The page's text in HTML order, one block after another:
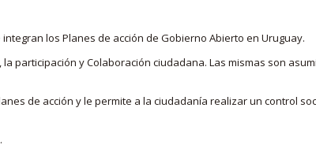
los Planes de acción de Gobierno Abierto en Uruguay.
y Colaboración ciudadana. Las mismas son
de acción y le permite a la ciudadanía realizar un control